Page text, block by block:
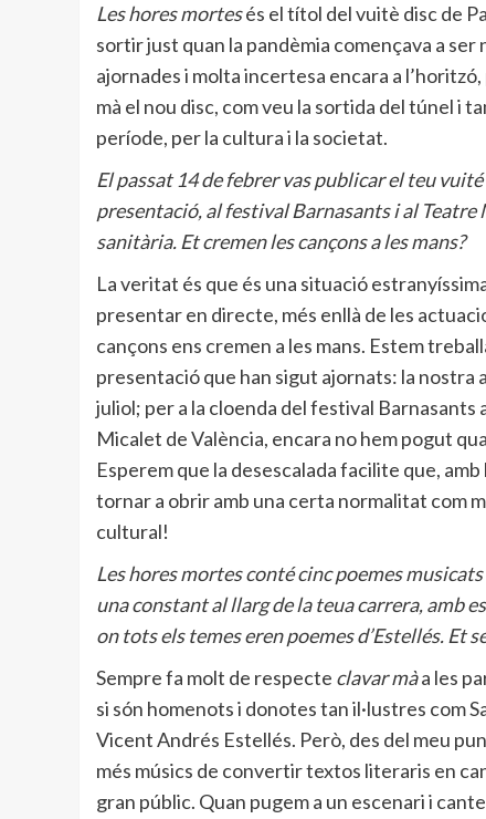
Les hores mortesés el títol del vuitè disc de
sortir just quan la pandèmia començava a
ajornades i molta incertesa encara a
mà el nou disc, com veu la sortida del túnel i
període, per la cultura i la societat.
El passat 14 de febrer vas publicar el teu
presentació, al festival Barnasants i al
sanitària. Et cremen les cançons a les mans?
La veritat és que és una situació
presentar en directe, més enllà de les
cançons ens cremen a les mans. Estem
presentació que han sigut ajornats: la nostra
juliol; per a la cloenda del festival
Micalet de València, encara no hem pogut
Esperem que la desescalada facilite que,
tornar a obrir amb una certa normalitat com
cultural!
Les hores mortes conté cinc poemes
una constant al llarg de la teua carrera, amb
on tots els temes eren poemes d’Estellés. Et
Sempre fa molt de respecte clavar màa les
si són homenots i donotes tan il·lustres com
Vicent Andrés Estellés. Però, des del meu
més músics de convertir textos literaris en
gran públic. Quan pugem a un escenari i